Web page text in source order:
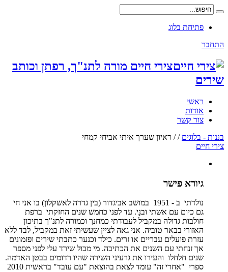
פתיחת בלוג
התחבר
צירי חיים מורה לתנ"ך, רפתן וכותב
שירים
ראשי
אודות
צור קשר
בננות - בלוגים /
/ ראיון שערך איתי אביחי קמחי
צירי חיים
גיורא פישר
נולדתי ב - 1951 במושב אביגדור (בין גדרה לאשקלון) בו אני חי
גם כיום עם אשתי ובנַי. עד לפני כחמש שנים החזקתי ברפת
חולבות גדולה במקביל לעבודתי כמחנך וכמורה לתנ"ך בתיכון
האזורי בבאר טוביה. אני גאה לציין שעשיתי זאת במקביל, לבד ללא
עזרת פועלים עבריים או זרים. כילד וכנער כתבתי שירים ופזמונים
אך זנחתי עם השנים את הכתיבה. מי מבול שירד עלי לפני מספר
שנים חלחלו והעירו את גרעיני השירה שהיו רדומים בבטן האדמה.
ספרי "אחרי זה" עומד לצאת בהוצאת "עם עובד" בראשית 2010